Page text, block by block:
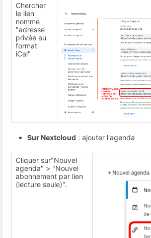
Chercher
le lien
nommé
"adresse
privée au
format
iCal"
Sur Nextcloud : ajouter l'agenda
Cliquer sur"Nouvel
agenda" > "Nouvel
abonnement par lien
(lecture seule)".